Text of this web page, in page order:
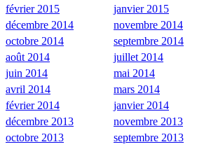
février 2015
janvier 2015
décembre 2014
novembre 2014
octobre 2014
septembre 2014
août 2014
juillet 2014
juin 2014
mai 2014
avril 2014
mars 2014
février 2014
janvier 2014
décembre 2013
novembre 2013
octobre 2013
septembre 2013